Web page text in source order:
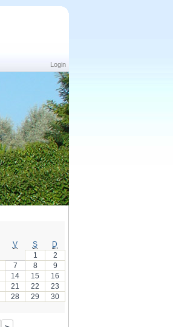
Login
V S
D
1
2
7 8
9
14 15
16
21 22
23
28 29
30